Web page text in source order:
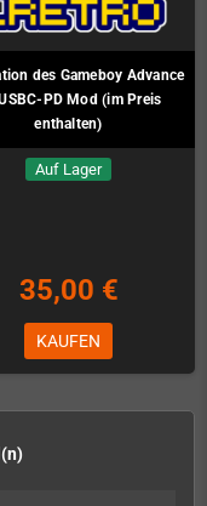
des Gameboy Advance
PD Mod (im Preis
enthalten)
Auf Lager
35,00 €
KAUFEN